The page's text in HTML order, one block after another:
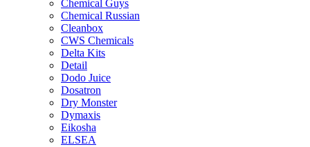
Chemical Guys
Chemical Russian
Cleanbox
CWS Chemicals
Delta Kits
Detail
Dodo Juice
Dosatron
Dry Monster
Dymaxis
Eikosha
ELSEA